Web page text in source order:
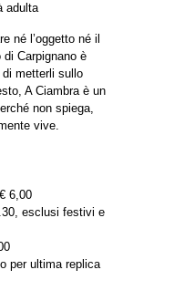
adulta
né l’oggetto né il
Carpignano è
metterli sullo
A Ciambra è un
non spiega,
vive.
6,00
esclusi festivi e
per ultima replica